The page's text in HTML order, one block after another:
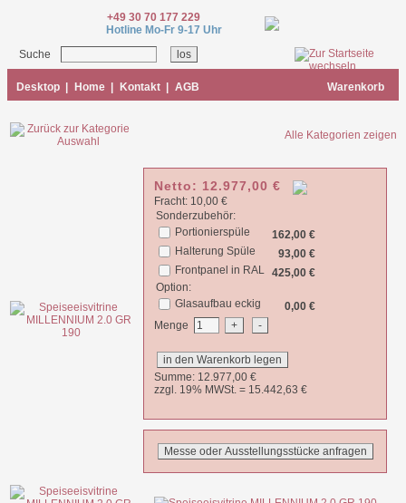
+49 30 70 177 229
Hotline Mo-Fr 9-17 Uhr
Suche
Desktop Home Kontakt AGB Warenkorb
Alle Kategorien zeigen
Netto: 12.977,00 €
Fracht: 10,00 €
Sonderzubehör:
Portionierspüle
162,00 €
Halterung Spüle
93,00 €
Frontpanel in RAL 425,00 €
Option:
Glasaufbau eckig
0,00 €
Menge
Summe: 12.977,00 €
zzgl. 19% MWSt. = 15.442,63 €